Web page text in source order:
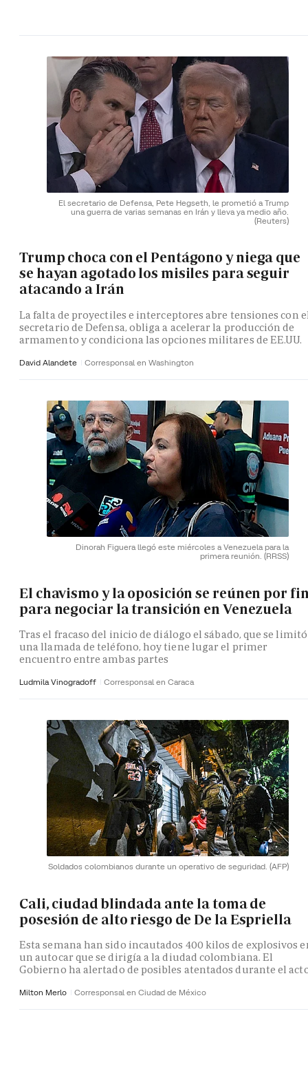
El secretario de Defensa, Pete Hegseth, le prometió a Trump
una guerra de varias semanas en Irán y lleva ya medio año.
(Reuters)
Trump choca con el Pentágono y niega que
se hayan agotado los misiles para seguir
atacando a Irán
La falta de proyectiles e interceptores abre tensiones con
secretario de Defensa, obliga a acelerar la producción de
armamento y condiciona las opciones militares de EE.UU.
David Alandete Corresponsal en Washington
Dinorah Figuera llegó este miércoles a Venezuela para la
primera reunión. (RRSS)
El chavismo y la oposición se reúnen por
para negociar la transición en Venezuela
Tras el fracaso del inicio de diálogo el sábado, que se
una llamada de teléfono, hoy tiene lugar el primer
encuentro entre ambas partes
Ludmila Vinogradoff Corresponsal en Caraca
Soldados colombianos durante un operativo de seguridad. (AFP)
Cali, ciudad blindada ante la toma de
posesión de alto riesgo de De la Espriella
Esta semana han sido incautados 400 kilos de explosivos
un autocar que se dirigía a la diudad colombiana. El
Gobierno ha alertado de posibles atentados durante el
Milton Merlo Corresponsal en Ciudad de México